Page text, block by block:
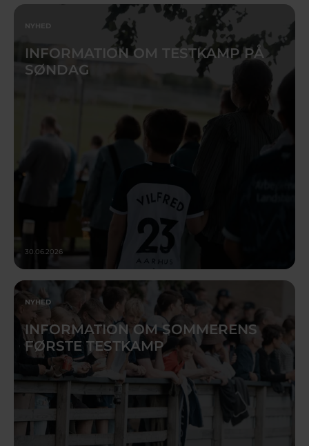
NYHED
INFORMATION OM TESTKAMP PÅ
SØNDAG
30.06.2026
NYHED
INFORMATION OM SOMMERENS
FØRSTE TESTKAMP